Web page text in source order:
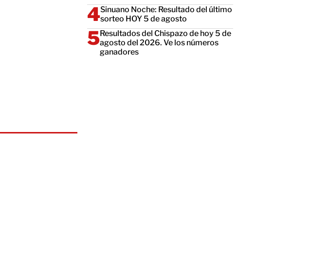
Sinuano Noche: Resultado del último
sorteo HOY 5 de agosto
Resultados del Chispazo de hoy 5 de
agosto del 2026. Ve los números
ganadores